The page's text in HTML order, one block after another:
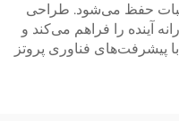
ثبات حفظ می‌شود. طراحی
آینده را فراهم می‌کند و
پیشرفت‌های فناوری پروتز